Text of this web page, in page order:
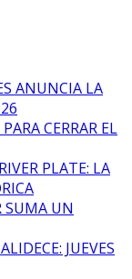
ANUNCIA LA
CERRAR EL
PLATE: LA
SUMA UN
JUEVES